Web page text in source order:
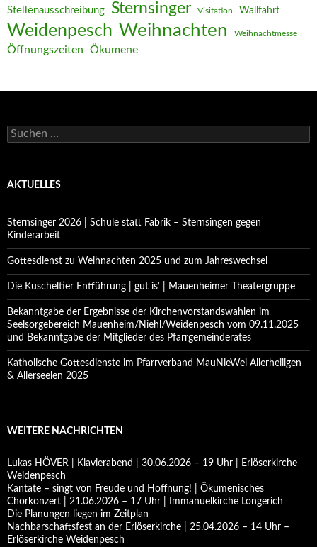
Stellenausschreibung Sternsinger Visitation Wallfahrt
Weidenpesch Weihnachten Weihnachtmesse
Öffnungszeiten Ökumene
Suchen
nach:
AKTUELLES
Sternsinger 2026 | Schule statt Fabrik – Sternsingen gegen
Kinderarbeit
Gottesdienst zu Weihnachten 2025 und zum Jahreswechsel
Die Kuscheltier Entführung | gut is‘ | Mauenheimer Theatergruppe
Bekanntgabe der Ergebnisse der Kirchenvorstandswahlen im
Seelsorgebereich Mauenheim/Niehl/Weidenpesch vom 09.11.2025
und Bekanntgabe der Mitglieder des Pfarrgemeinderates
Katholische Gottesdienste im Pfarrverband MauNieWei Allerheiligen
& Allerseelen 2025
WEITERE NACHRICHTEN
Lukas HÖVER | Klavierabend | 30.06.2026 – 19 Uhr | Erlöserkirche
Weidenpesch
Kantate – singt von Freude und Hoffnung! | Ökumenisches
Chorkonzert | 21.06.2026 – 17 Uhr | Immanuelkirche Longerich
Die Planungen liegen im Zeitplan
Nachbarschaftsfest an der Erlöserkirche | 25.04.2026 – 14 Uhr –
Erlöserkirche Weidenpesch